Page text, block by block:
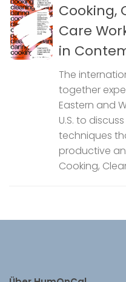
Cooking,
Care
in
The
together
Eastern and
U.S. to
techniques
productive
Cooking,